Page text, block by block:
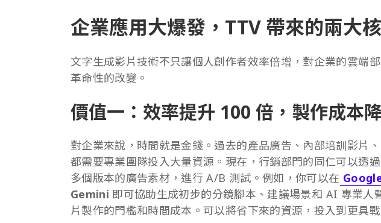
企業應用大爆發，TTV 帶來的兩大
文字生成影片技術不只讓個人創作者效率倍增，對企業的雲端
革命性的改變。
價值一：效率提升 100 倍，製作成本
對企業來說，時間就是金錢。過去的產品廣告、內部培訓影片
都需要專業團隊投入大量資源。現在，行銷部門的同仁可以透
多個版本的廣告素材，進行 A/B 測試。例如，你可以在
Gemini 即可協助生成初步的分鏡腳本、建議場景和 AI 專業人
片製作的門檻和時間成本。可以將省下來的資源，投入到更具